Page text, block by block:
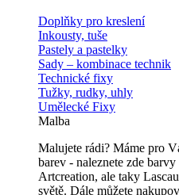
Doplňky pro kreslení
Inkousty, tuše
Pastely a pastelky
Sady – kombinace technik
Technické fixy
Tužky, rudky, uhly
Umělecké Fixy
Malba
Malujete rádi? Máme pro
barev - naleznete zde
Artcreation, ale taky
světě. Dále můžete